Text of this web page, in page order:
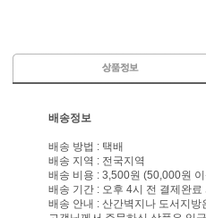
배송정보
배송 방법 : 택배
배송 지역 : 전국지역
배송 비용 : 3,500원 (50,000원
배송 기간 : 오후 4시 전 결제완료
배송 안내 : 산간벽지나 도서지